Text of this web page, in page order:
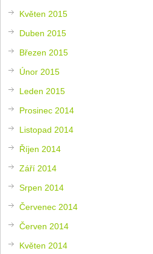
Květen 2015
Duben 2015
Březen 2015
Únor 2015
Leden 2015
Prosinec 2014
Listopad 2014
Říjen 2014
Září 2014
Srpen 2014
Červenec 2014
Červen 2014
Květen 2014